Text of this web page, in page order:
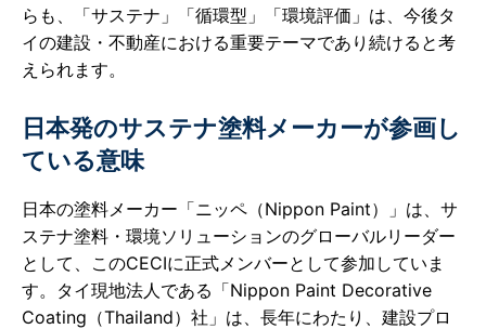
らも、「サステナ」「循環型」「環境評価」は、今後タ
イの建設・不動産における重要テーマであり続けると考
えられます。
日本発のサステナ塗料メーカーが参画し
ている意味
日本の塗料メーカー「ニッペ（Nippon Paint）」は、サ
ステナ塗料・環境ソリューションのグローバルリーダー
として、このCECIに正式メンバーとして参加していま
す。タイ現地法人である「Nippon Paint Decorative
Coating（Thailand）社」は、長年にわたり、建設プロ